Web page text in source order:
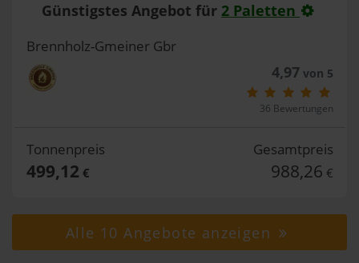
Günstigstes Angebot für 2 Paletten
Brennholz-Gmeiner Gbr
4,97von 5
36 Bewertungen
Tonnenpreis
499,12 €
Gesamtpreis
988,26 €
Alle 10 Angebote anzeigen